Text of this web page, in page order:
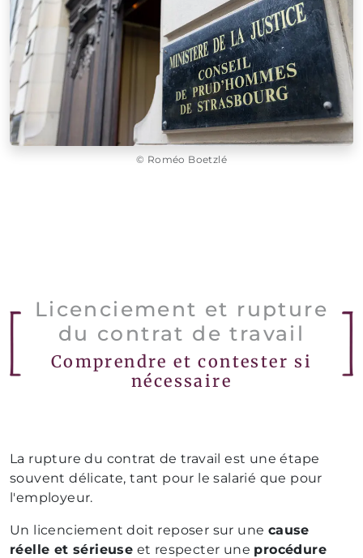
© Roméo Boetzlé
Licenciement et rupture
du contrat de travail
Comprendre et contester si
nécessaire
La rupture du contrat de travail est une étape
souvent délicate, tant pour le salarié que pour
l'employeur.
Un licenciement doit reposer sur une cause
réelle et sérieuse et respecter une procédure